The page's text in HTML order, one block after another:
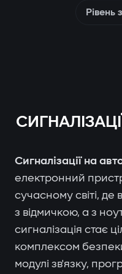
Рівень
Сигналізації на
електронний
сучасному світі,
з відмичкою, а з
сигналізація стає
комплексом
модулі зв'язку,